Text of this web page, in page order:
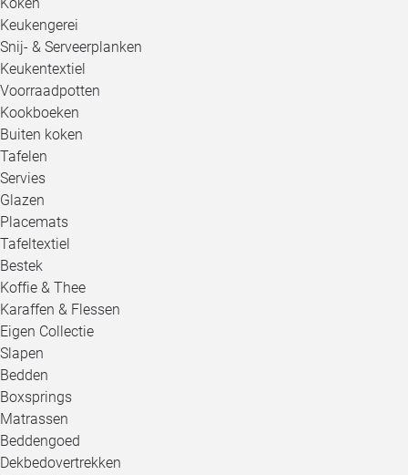
Keukengerei
Snij- & Serveerplanken
Keukentextiel
Voorraadpotten
Kookboeken
Buiten koken
Tafelen
Servies
Glazen
Placemats
Tafeltextiel
Bestek
Koffie & Thee
Karaffen & Flessen
Eigen Collectie
Slapen
Bedden
Boxsprings
Matrassen
Beddengoed
Dekbedovertrekken